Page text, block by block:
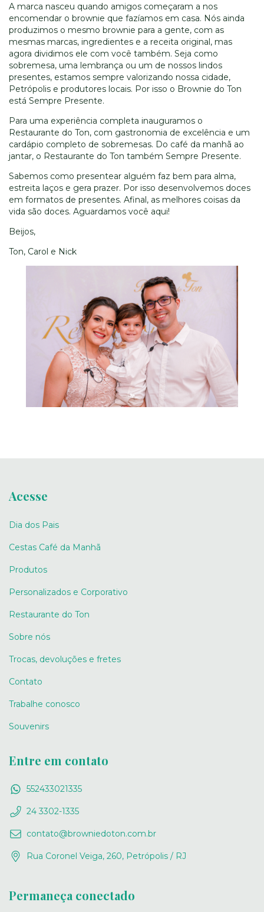
A marca nasceu quando amigos começaram a nos
encomendar o brownie que fazíamos em casa. Nós ainda
produzimos o mesmo brownie para a gente, com as
mesmas marcas, ingredientes e a receita original, mas
agora dividimos ele com você também. Seja como
sobremesa, uma lembrança ou um de nossos lindos
presentes, estamos sempre valorizando nossa cidade,
Petrópolis e produtores locais. Por isso o Brownie do Ton
está Sempre Presente.
Para uma experiência completa inauguramos o
Restaurante do Ton, com gastronomia de excelência e um
cardápio completo de sobremesas. Do café da manhã ao
jantar, o Restaurante do Ton também Sempre Presente.
Sabemos como presentear alguém faz bem para alma,
estreita laços e gera prazer. Por isso desenvolvemos doces
em formatos de presentes. Afinal, as melhores coisas da
vida são doces. Aguardamos você aqui!
Beijos,
Ton, Carol e Nick
Acesse
Dia dos Pais
Cestas Café da Manhã
Produtos
Personalizados e Corporativo
Restaurante do Ton
Sobre nós
Trocas, devoluções e fretes
Contato
Trabalhe conosco
Souvenirs
Entre em contato
552433021335
24 3302-1335
contato@browniedoton.com.br
Rua Coronel Veiga, 260, Petrópolis / RJ
Permaneça conectado